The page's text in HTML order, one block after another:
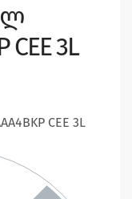
3L
CEE 3L